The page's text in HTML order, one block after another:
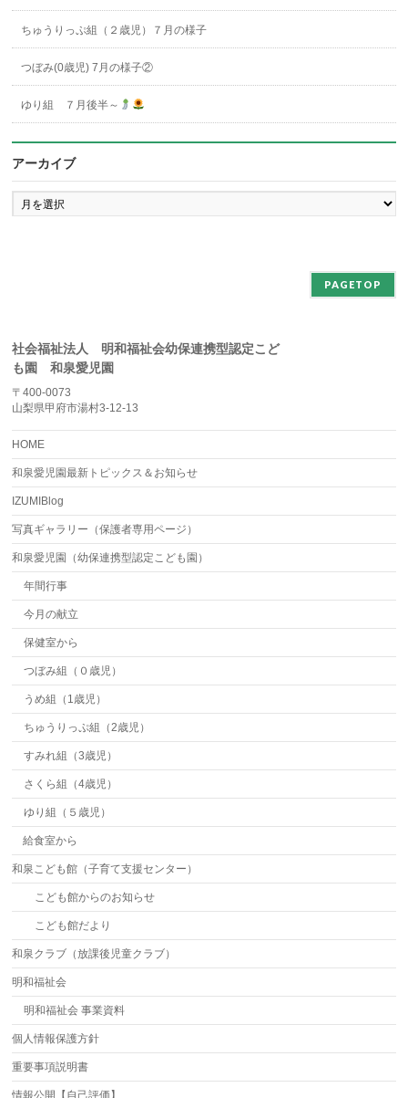
ちゅうりっぷ組（２歳児）７月の様子
つぼみ(0歳児) 7月の様子②
ゆり組 ７月後半～
アーカイブ
ア
ー
PAGETOP
社会福祉法人 明和福祉会幼保連携型認定こど
も園 和泉愛児園
〒400-0073
山梨県甲府市湯村3-12-13
HOME
和泉愛児園最新トピックス＆お知らせ
IZUMIBlog
写真ギャラリー（保護者専用ページ）
和泉愛児園（幼保連携型認定こども園）
年間行事
今月の献立
保健室から
つぼみ組（０歳児）
うめ組（1歳児）
ちゅうりっぷ組（2歳児）
すみれ組（3歳児）
さくら組（4歳児）
ゆり組（５歳児）
給食室から
和泉こども館（子育て支援センター）
こども館からのお知らせ
こども館だより
和泉クラブ（放課後児童クラブ）
明和福祉会
明和福祉会 事業資料
個人情報保護方針
重要事項説明書
情報公開【自己評価】